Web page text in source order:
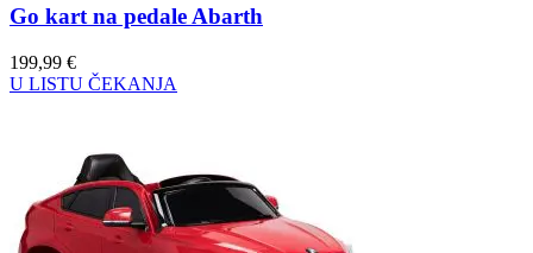
Go kart na pedale Abarth
199,99 €
U LISTU ČEKANJA